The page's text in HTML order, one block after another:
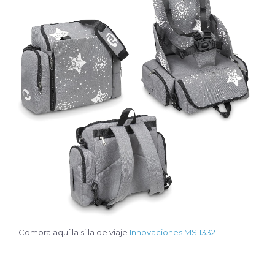
Compra aquí la silla de viaje Innovaciones MS 1332